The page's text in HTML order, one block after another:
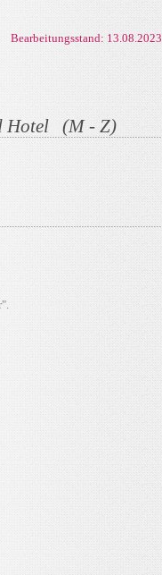
Bearbeitungsstand: 13.08.2023
Hotel (M - Z)